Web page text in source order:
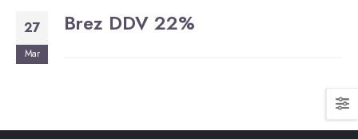
27
Mar
Brez DDV 22%